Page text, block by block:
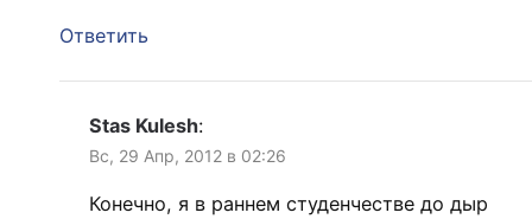
Ответить
Stas Kulesh:
Вс, 29 Апр, 2012 в 02:26
Конечно, я в раннем студенчестве до дыр